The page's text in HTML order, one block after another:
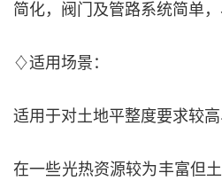
简化，阀门及管路系统简单，
♢适用场景：
适用于对土地平整度要求较高
在一些光热资源较为丰富但